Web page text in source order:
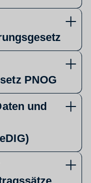
PNOG
und